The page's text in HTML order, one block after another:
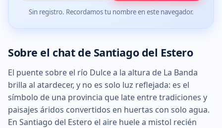
Sin registro. Recordamos tu nombre en este navegador.
Sobre el chat de Santiago del Estero
El puente sobre el río Dulce a la altura de La Banda
brilla al atardecer, y no es solo luz reflejada: es el
símbolo de una provincia que late entre tradiciones y
paisajes áridos convertidos en huertas con solo agua.
En Santiago del Estero el aire huele a mistol recién